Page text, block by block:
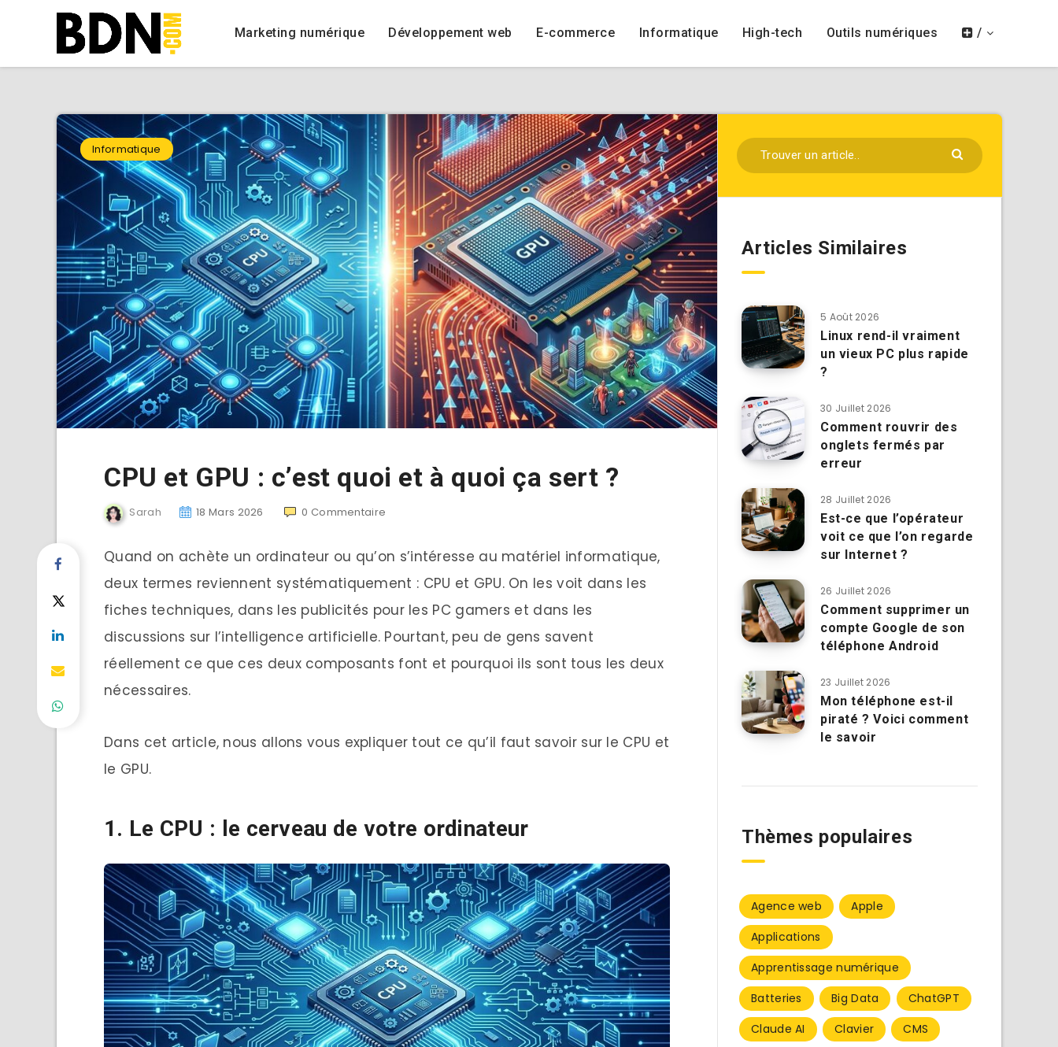
Marketing numérique Développement web E-commerce Informatique High-tech Outils numériques /
Informatique
CPU et GPU : c’est quoi et à quoi ça sert ?
Sarah 18 Mars 2026 0 Commentaire
Quand on achète un ordinateur ou qu’on s’intéresse au matériel informatique,
deux termes reviennent systématiquement : CPU et GPU. On les voit dans les
fiches techniques, dans les publicités pour les PC gamers et dans les
discussions sur l’intelligence artificielle. Pourtant, peu de gens savent
réellement ce que ces deux composants font et pourquoi ils sont tous les deux
nécessaires.
Dans cet article, nous allons vous expliquer tout ce qu’il faut savoir sur le CPU et
le GPU.
1. Le CPU : le cerveau de votre ordinateur
Articles Similaires
5 Août 2026
Linux rend-il vraiment
un vieux PC plus rapide
?
30 Juillet 2026
Comment rouvrir des
onglets fermés par
erreur
28 Juillet 2026
Est-ce que l’opérateur
voit ce que l’on regarde
sur Internet ?
26 Juillet 2026
Comment supprimer un
compte Google de son
téléphone Android
23 Juillet 2026
Mon téléphone est-il
piraté ? Voici comment
le savoir
Thèmes populaires
Agence web
Apple
Applications
Apprentissage numérique
Batteries
Big Data
ChatGPT
Claude AI
Clavier
CMS